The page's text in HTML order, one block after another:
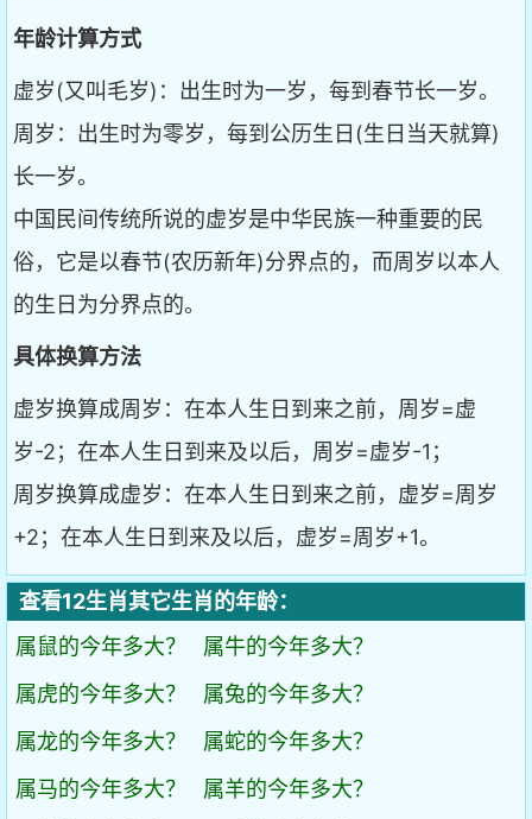
年龄计算方式
虚岁(又叫毛岁)：出生时为一岁，每到春节长一岁。
周岁：出生时为零岁，每到公历生日(生日当天就算)
长一岁。
中国民间传统所说的虚岁是中华民族一种重要的民
俗，它是以春节(农历新年)分界点的，而周岁以本人
的生日为分界点的。
具体换算方法
虚岁换算成周岁：在本人生日到来之前，周岁=虚
岁-2；在本人生日到来及以后，周岁=虚岁-1；
周岁换算成虚岁：在本人生日到来之前，虚岁=周岁
+2；在本人生日到来及以后，虚岁=周岁+1。
查看12生肖其它生肖的年龄：
属鼠的今年多大？
属牛的今年多大？
属虎的今年多大？
属兔的今年多大？
属龙的今年多大？
属蛇的今年多大？
属马的今年多大？
属羊的今年多大？